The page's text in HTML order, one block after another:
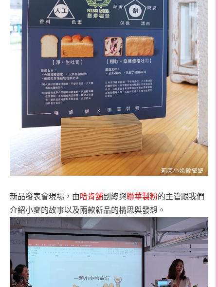
新品發表會現場，由哈肯舖副總與聯華製粉的主管跟我們
介紹小麥的故事以及兩款新品的構思與發想。